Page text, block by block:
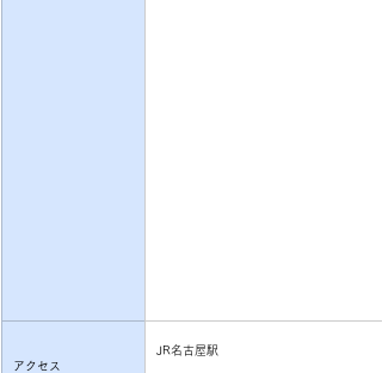
アクセス
JR名古屋駅